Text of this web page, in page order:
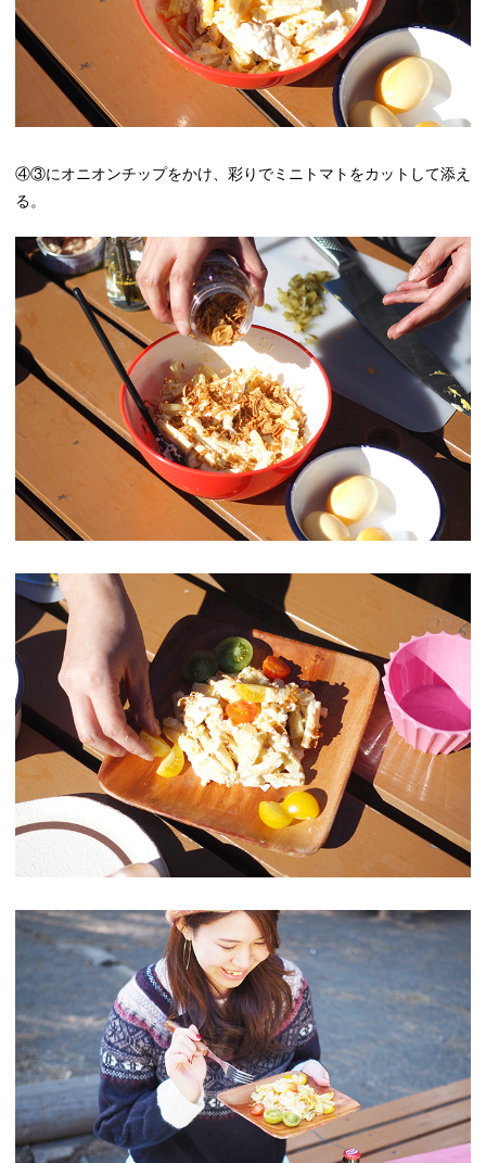
④③にオニオンチップをかけ、彩りでミニトマトをカットして添え
る。